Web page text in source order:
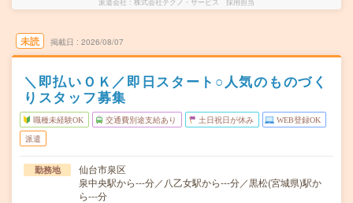
未読 掲載日 2026/08/07
＼即払いＯＫ／即日スタート○人気のものづく
りスタッフ募集
職種未経験OK 交通費別途支給あり 土日祝日が休み WEB登録OK
派遣
勤務地
仙台市泉区
泉中央駅から---分／八乙女駅から---分／黒松(宮城県)駅か
ら---分